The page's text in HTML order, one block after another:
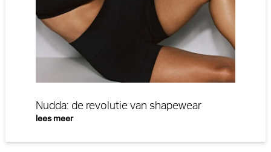
Nudda: de revolutie van shapewear
lees meer